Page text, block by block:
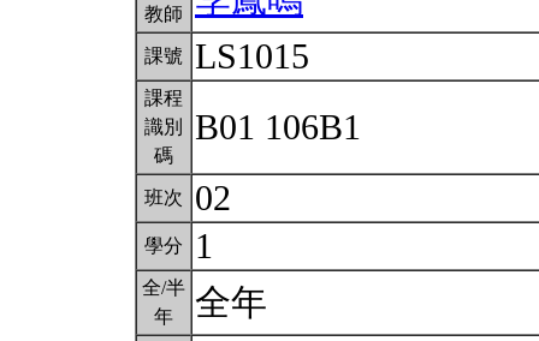
教師
課號 LS1015
課程
識別
碼
B01 106B1
班次 02
學分 1
全/半
年
全年